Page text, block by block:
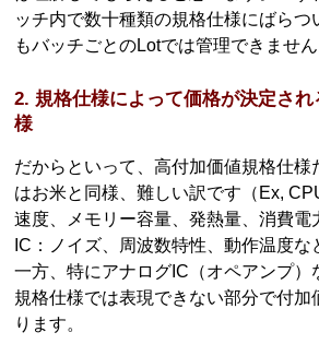
ッチ内で数十種類の規格仕様にばらつ
もバッチごとのLotでは管理できません
2. 規格仕様によって価格が決定され
様
だからといって、高付加価値規格仕様
はお米と同様、難しい訳です（Ex,
速度、メモリー容量、発熱量、消費電
IC：ノイズ、周波数特性、動作温度な
一方、特にアナログIC（オペアンプ）
規格仕様では表現できない部分で付加
ります。